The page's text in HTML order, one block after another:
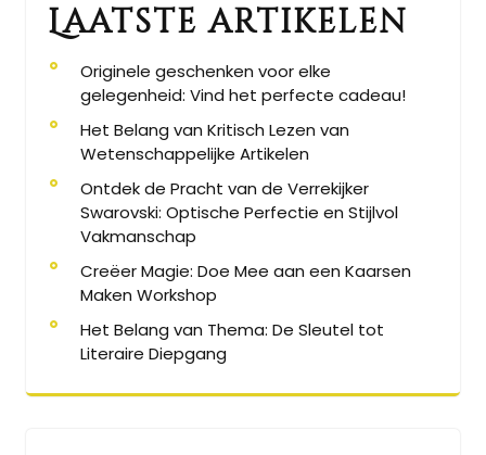
Laatste artikelen
Originele geschenken voor elke
gelegenheid: Vind het perfecte cadeau!
Het Belang van Kritisch Lezen van
Wetenschappelijke Artikelen
Ontdek de Pracht van de Verrekijker
Swarovski: Optische Perfectie en Stijlvol
Vakmanschap
Creëer Magie: Doe Mee aan een Kaarsen
Maken Workshop
Het Belang van Thema: De Sleutel tot
Literaire Diepgang